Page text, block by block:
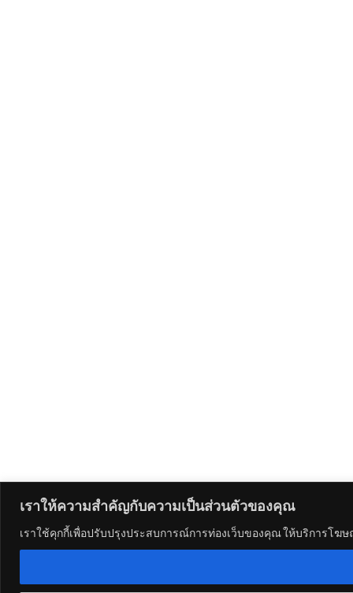
เราให้ความสำคัญกับความเป็นส่วนตัวของคุณ
เราใช้คุกกี้เพื่อปรับปรุงประสบการณ์การท่องเว็บของคุณ ให้บริการโ